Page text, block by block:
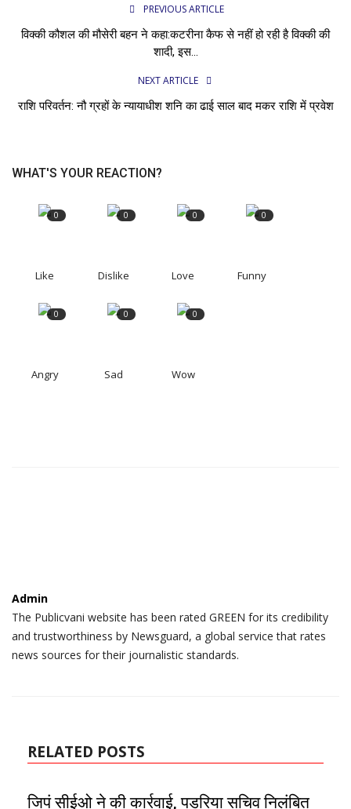
PREVIOUS ARTICLE
विक्की कौशल की मौसेरी बहन ने कहा:कटरीना कैफ से नहीं हो रही है विक्की की
शादी, इस...
NEXT ARTICLE
राशि परिवर्तन: नौ ग्रहों के न्यायाधीश शनि का ढाई साल बाद मकर राशि में प्रवेश
WHAT'S YOUR REACTION?
0
Like
0
Dislike
0
Love
0
Funny
0
Angry
0
Sad
0
Wow
Admin
The Publicvani website has been rated GREEN for its credibility
and trustworthiness by Newsguard, a global service that rates
news sources for their journalistic standards.
RELATED POSTS
जिपं सीईओ ने की कार्रवाई, पड़रिया सचिव निलंबित